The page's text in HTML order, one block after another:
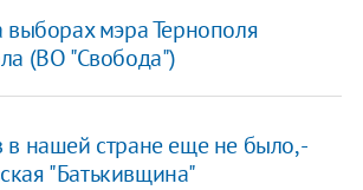
выборах мэра Тернополя
(ВО "Свобода")
нашей стране еще не было, -
"Батькивщина"